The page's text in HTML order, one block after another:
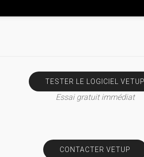
TESTER LE LOGICIEL VETUP
Essai gratuit immédiat
CONTACTER VETUP